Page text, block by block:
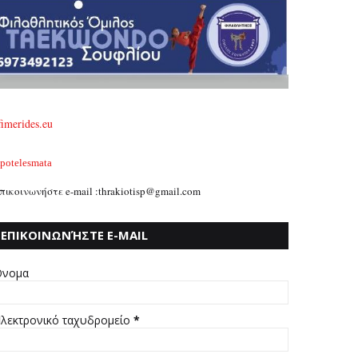
e-mail :thrakiotisp@gmail.com
ΕΠΙΚΟΙΝΩΝΉΣΤΕ E-MAIL
ταχυδρομείο *